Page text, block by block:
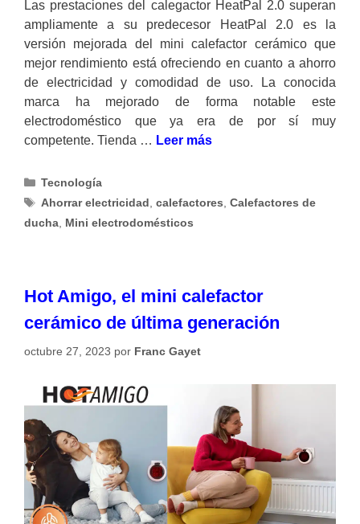
Las prestaciones del calegactor HeatPal 2.0 superan
ampliamente a su predecesor HeatPal 2.0 es la
versión mejorada del mini calefactor cerámico que
mejor rendimiento está ofreciendo en cuanto a ahorro
de electricidad y comodidad de uso. La conocida
marca ha mejorado de forma notable este
electrodoméstico que ya era de por sí muy
competente. Tienda … Leer más
Categorías
Tecnología
Etiquetas
Ahorrar electricidad ,calefactores ,Calefactores de
ducha Mini electrodomésticos
Hot Amigo, el mini calefactor
cerámico de última generación
octubre 27, 2023 por Franc Gayet